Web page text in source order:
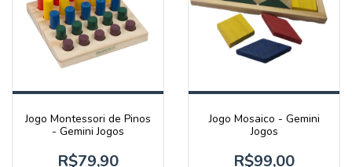
Jogo Montessori de Pinos
- Gemini Jogos
R$79,90
Jogo Mosaico - Gemini
Jogos
R$99,00